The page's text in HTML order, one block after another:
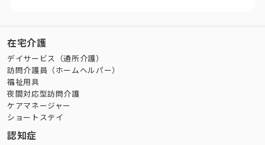
在宅介護
デイサービス（通所介護）
訪問介護員（ホームヘルパー）
福祉用具
夜間対応型訪問介護
ケアマネージャー
ショートステイ
認知症